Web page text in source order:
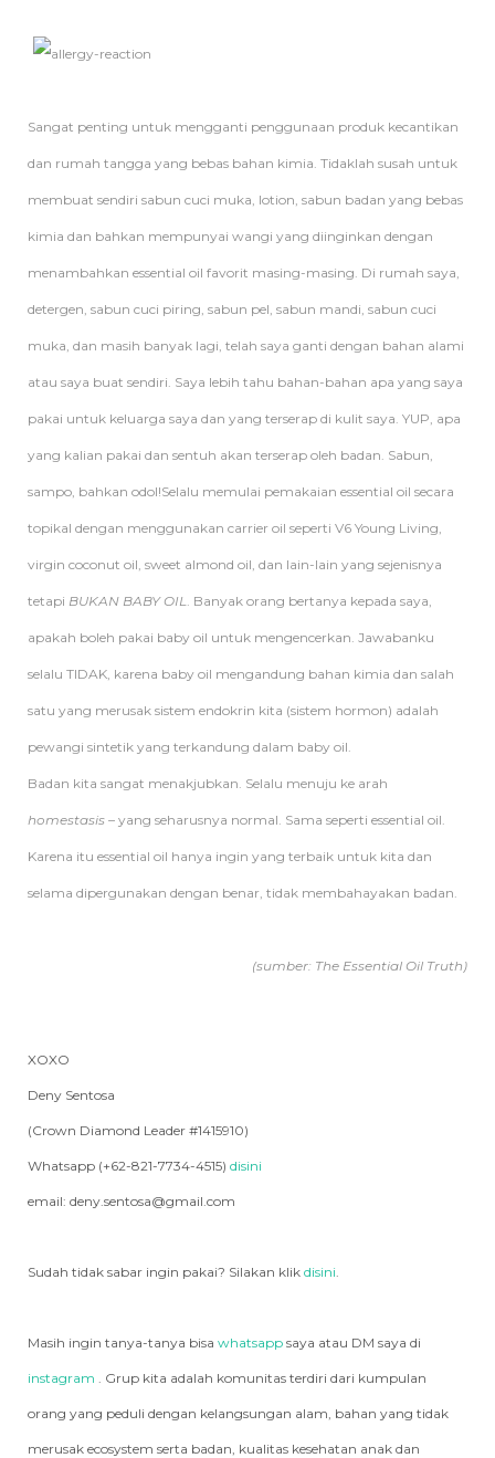
Sangat penting untuk mengganti penggunaan produk kecantikan
dan rumah tangga yang bebas bahan kimia. Tidaklah susah untuk
membuat sendiri sabun cuci muka, lotion, sabun badan yang bebas
kimia dan bahkan mempunyai wangi yang diinginkan dengan
menambahkan essential oil favorit masing-masing. Di rumah saya,
detergen, sabun cuci piring, sabun pel, sabun mandi, sabun cuci
muka, dan masih banyak lagi, telah saya ganti dengan bahan alami
atau saya buat sendiri. Saya lebih tahu bahan-bahan apa yang saya
pakai untuk keluarga saya dan yang terserap di kulit saya. YUP, apa
yang kalian pakai dan sentuh akan terserap oleh badan. Sabun,
sampo, bahkan odol!Selalu memulai pemakaian essential oil secara
topikal dengan menggunakan carrier oil seperti V6 Young Living,
virgin coconut oil, sweet almond oil, dan lain-lain yang sejenisnya
tetapi BUKAN BABY OIL . Banyak orang bertanya kepada saya,
apakah boleh pakai baby oil untuk mengencerkan. Jawabanku
selalu TIDAK, karena baby oil mengandung bahan kimia dan salah
satu yang merusak sistem endokrin kita (sistem hormon) adalah
pewangi sintetik yang terkandung dalam baby oil.
Badan kita sangat menakjubkan. Selalu menuju ke arah
homestasis – yang seharusnya normal. Sama seperti essential oil.
Karena itu essential oil hanya ingin yang terbaik untuk kita dan
selama dipergunakan dengan benar, tidak membahayakan badan.
(sumber: The Essential Oil Truth)
XOXO
Deny Sentosa
(Crown Diamond Leader #1415910)
Whatsapp (+62-821-7734-4515) disini
email: deny.sentosa@gmail.com
Sudah tidak sabar ingin pakai? Silakan klik disini
Masih ingin tanya-tanya bisa whatsapp saya atau DM saya di
instagram . Grup kita adalah komunitas terdiri dari kumpulan
orang yang peduli dengan kelangsungan alam, bahan yang tidak
merusak ecosystem serta badan, kualitas kesehatan anak dan